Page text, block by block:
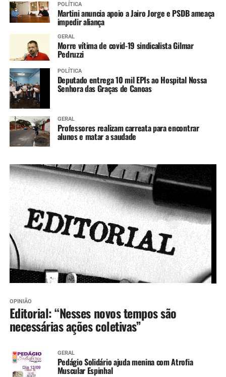
POLÍTICA
Martini anuncia apoio a Jairo Jorge e PSDB ameaça
impedir aliança
GERAL
Morre vítima de covid-19 sindicalista Gilmar
Pedruzzi
POLÍTICA
Deputado entrega 10 mil EPIs ao Hospital Nossa
Senhora das Graças de Canoas
GERAL
Professores realizam carreata para encontrar
alunos e matar a saudade
OPINIÃO
Editorial: “Nesses novos tempos são
necessárias ações coletivas”
GERAL
Pedágio Solidário ajuda menina com Atrofia
Muscular Espinhal